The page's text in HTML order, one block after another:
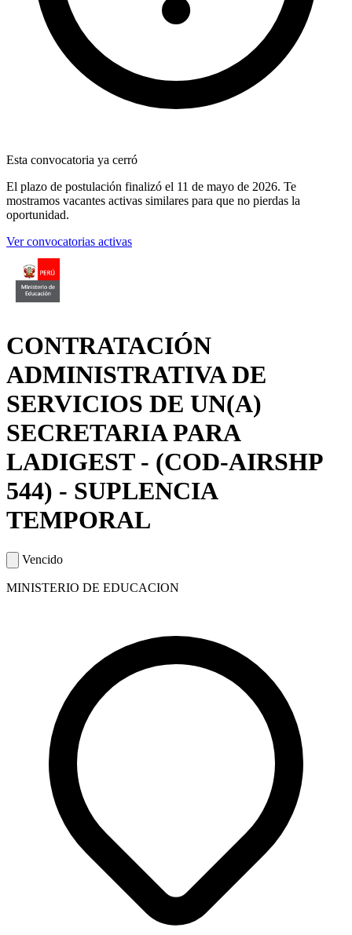
Esta convocatoria ya cerró
El plazo de postulación finalizó el 11 de mayo de 2026. Te
mostramos vacantes activas similares para que no pierdas la
oportunidad.
Ver convocatorias activas
CONTRATACIÓN
ADMINISTRATIVA DE
SERVICIOS DE UN(A)
SECRETARIA PARA
LADIGEST - (COD-AIRSHP
544) - SUPLENCIA
TEMPORAL
Vencido
MINISTERIO DE EDUCACION